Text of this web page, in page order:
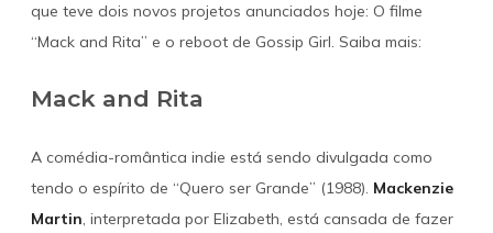
que teve dois novos projetos anunciados hoje: O filme
“Mack and Rita” e o reboot de Gossip Girl. Saiba mais:
Mack and Rita
A comédia-romântica indie está sendo divulgada como
tendo o espírito de “Quero ser Grande” (1988). Mackenzie
Martin, interpretada por Elizabeth, está cansada de fazer